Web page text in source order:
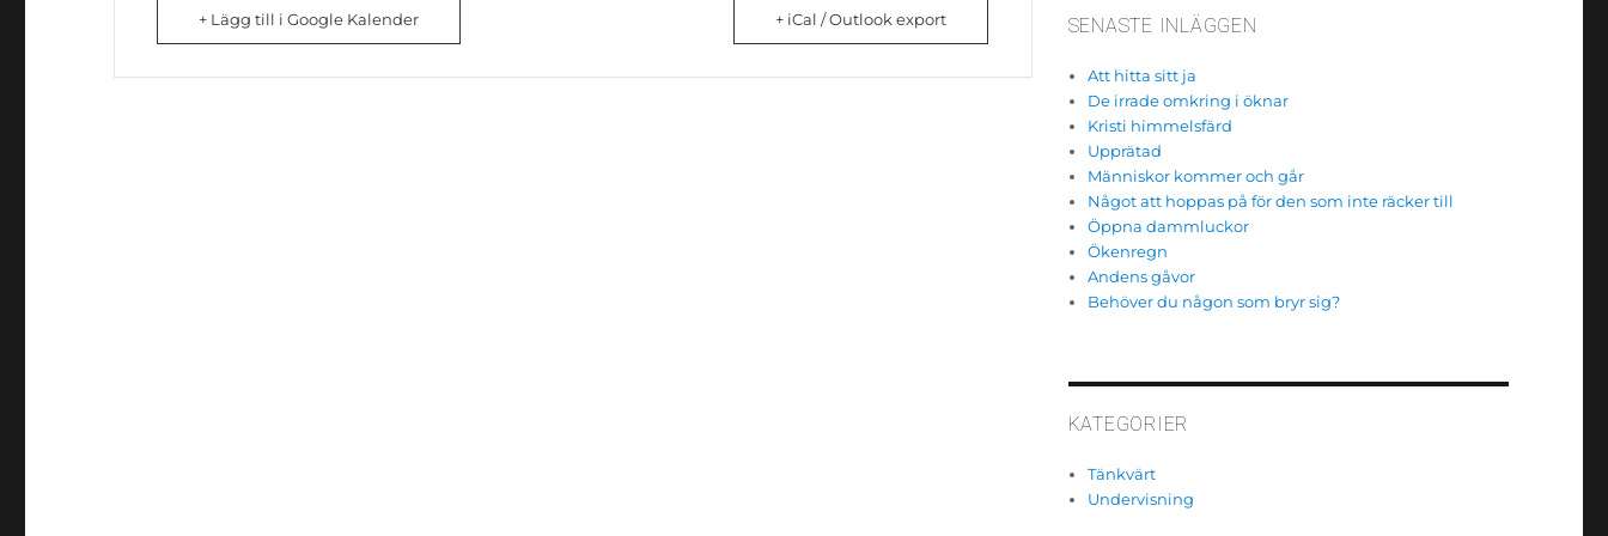
+ Lägg till i Google Kalender + iCal / Outlook export SENASTE INLÄGGEN
Att hitta sitt ja
De irrade omkring i öknar
Kristi himmelsfärd
Upprätad
Människor kommer och går
Något att hoppas på för den som inte räcker till
Öppna dammluckor
Ökenregn
Andens gåvor
Behöver du någon som bryr sig?
KATEGORIER
Tänkvärt
Undervisning